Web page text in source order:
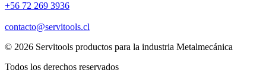
+56 72 269 3936
contacto@servitools.cl
© 2026 Servitools productos para la industria Metalmecánica
Todos los derechos reservados